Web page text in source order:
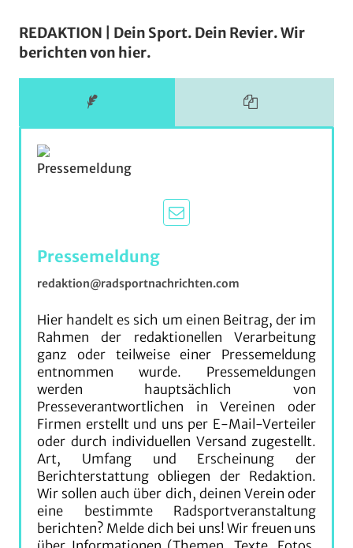
REDAKTION | Dein Sport. Dein Revier. Wir
berichten von hier.
Pressemeldung
redaktion@radsportnachrichten.com
Hier handelt es sich um einen Beitrag, der im
Rahmen der redaktionellen Verarbeitung
ganz oder teilweise einer Pressemeldung
entnommen wurde. Pressemeldungen
werden hauptsächlich von
Presseverantwortlichen in Vereinen oder
Firmen erstellt und uns per E-Mail-Verteiler
oder durch individuellen Versand zugestellt.
Art, Umfang und Erscheinung der
Berichterstattung obliegen der Redaktion.
Wir sollen auch über dich, deinen Verein oder
eine bestimmte Radsportveranstaltung
berichten? Melde dich bei uns! Wir freuen uns